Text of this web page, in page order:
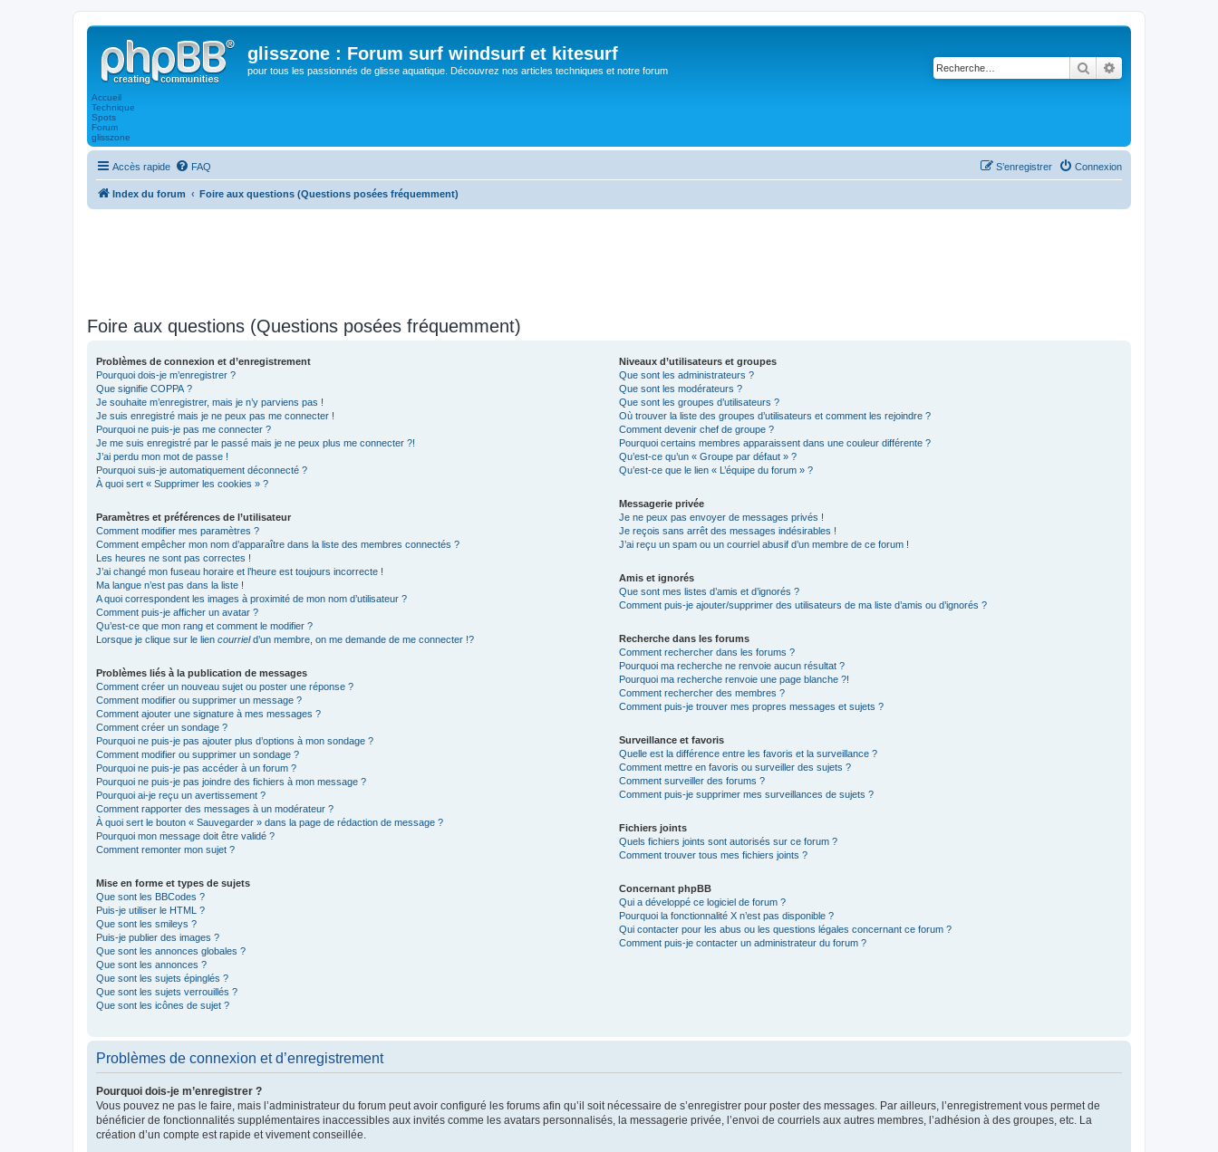
glisszone : Forum surf windsurf et kitesurf
pour tous les passionnés de glisse aquatique. Découvrez nos articles techniques et notre forum
Accueil
Technique
Spots
Forum
glisszone
Rechercher
Accès rapide FAQ Connexion
S’enregistrer
Index du forum Foire aux questions (Questions posées fréquemment)
Foire aux questions (Questions posées fréquemment)
Problèmes de connexion et d’enregistrement
Pourquoi dois-je m’enregistrer ?
Que signifie COPPA ?
Je souhaite m’enregistrer, mais je n’y parviens pas !
Je suis enregistré mais je ne peux pas me connecter !
Pourquoi ne puis-je pas me connecter ?
Je me suis enregistré par le passé mais je ne peux plus me connecter ?!
J’ai perdu mon mot de passe !
Pourquoi suis-je automatiquement déconnecté ?
À quoi sert « Supprimer les cookies » ?
Paramètres et préférences de l’utilisateur
Comment modifier mes paramètres ?
Comment empêcher mon nom d’apparaître dans la liste des membres connectés ?
Les heures ne sont pas correctes !
J’ai changé mon fuseau horaire et l’heure est toujours incorrecte !
Ma langue n’est pas dans la liste !
A quoi correspondent les images à proximité de mon nom d’utilisateur ?
Comment puis-je afficher un avatar ?
Qu’est-ce que mon rang et comment le modifier ?
Lorsque je clique sur le lien courrield’un membre, on me demande de me connecter !?
Problèmes liés à la publication de messages
Comment créer un nouveau sujet ou poster une réponse ?
Comment modifier ou supprimer un message ?
Comment ajouter une signature à mes messages ?
Comment créer un sondage ?
Pourquoi ne puis-je pas ajouter plus d’options à mon sondage ?
Comment modifier ou supprimer un sondage ?
Pourquoi ne puis-je pas accéder à un forum ?
Pourquoi ne puis-je pas joindre des fichiers à mon message ?
Pourquoi ai-je reçu un avertissement ?
Comment rapporter des messages à un modérateur ?
À quoi sert le bouton « Sauvegarder » dans la page de rédaction de message ?
Pourquoi mon message doit être validé ?
Comment remonter mon sujet ?
Mise en forme et types de sujets
Que sont les BBCodes ?
Puis-je utiliser le HTML ?
Que sont les smileys ?
Puis-je publier des images ?
Que sont les annonces globales ?
Que sont les annonces ?
Que sont les sujets épinglés ?
Que sont les sujets verrouillés ?
Que sont les icônes de sujet ?
Niveaux d’utilisateurs et groupes
Que sont les administrateurs ?
Que sont les modérateurs ?
Que sont les groupes d’utilisateurs ?
Où trouver la liste des groupes d’utilisateurs et comment les rejoindre ?
Comment devenir chef de groupe ?
Pourquoi certains membres apparaissent dans une couleur différente ?
Qu’est-ce qu’un « Groupe par défaut » ?
Qu’est-ce que le lien « L’équipe du forum » ?
Messagerie privée
Je ne peux pas envoyer de messages privés !
Je reçois sans arrêt des messages indésirables !
J’ai reçu un spam ou un courriel abusif d’un membre de ce forum !
Amis et ignorés
Que sont mes listes d’amis et d’ignorés ?
Comment puis-je ajouter/supprimer des utilisateurs de ma liste d’amis ou d’ignorés ?
Recherche dans les forums
Comment rechercher dans les forums ?
Pourquoi ma recherche ne renvoie aucun résultat ?
Pourquoi ma recherche renvoie une page blanche ?!
Comment rechercher des membres ?
Comment puis-je trouver mes propres messages et sujets ?
Surveillance et favoris
Quelle est la différence entre les favoris et la surveillance ?
Comment mettre en favoris ou surveiller des sujets ?
Comment surveiller des forums ?
Comment puis-je supprimer mes surveillances de sujets ?
Fichiers joints
Quels fichiers joints sont autorisés sur ce forum ?
Comment trouver tous mes fichiers joints ?
Concernant phpBB
Qui a développé ce logiciel de forum ?
Pourquoi la fonctionnalité X n’est pas disponible ?
Qui contacter pour les abus ou les questions légales concernant ce forum ?
Comment puis-je contacter un administrateur du forum ?
Problèmes de connexion et d’enregistrement
Pourquoi dois-je m’enregistrer ?
Vous pouvez ne pas le faire, mais l’administrateur du forum peut avoir configuré les forums afin qu’il soit nécessaire de s’enregistrer pour poster des messages. Par ailleurs, l’enregistrement vous permet de
bénéficier de fonctionnalités supplémentaires inaccessibles aux invités comme les avatars personnalisés, la messagerie privée, l’envoi de courriels aux autres membres, l’adhésion à des groupes, etc. La
création d’un compte est rapide et vivement conseillée.